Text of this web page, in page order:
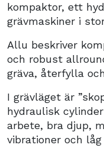
kompaktor, ett
grävmaskiner i
Allu beskriver
och robust
gräva, återfylla
I grävläget är
hydraulisk
arbete, bra djup,
vibrationer och